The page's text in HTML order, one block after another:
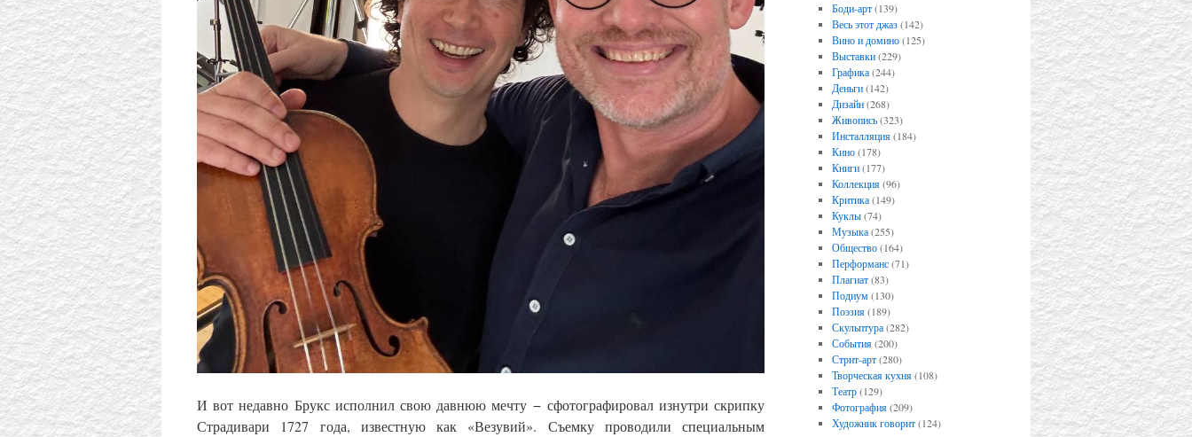
И вот недавно Брукс исполнил свою давнюю мечту − сфотографировал изнутри скрипку
Страдивари 1727 года, известную как «Везувий». Съемку проводили специальным
Боди-арт(139)
Весь этот джаз(142)
Вино и домино(125)
Выставки(229)
Графика(244)
Деньги(142)
Дизайн(268)
Живопись(323)
Инсталляция(184)
Кино(178)
Книги(177)
Коллекция(96)
Критика(149)
Куклы(74)
Музыка(255)
Общество(164)
Перформанс(71)
Плагиат(83)
Подиум(130)
Поэзия(189)
Скульптура(282)
События(200)
Стрит-арт(280)
Творческая кухня(108)
Театр(129)
Фотография(209)
Художник говорит(124)